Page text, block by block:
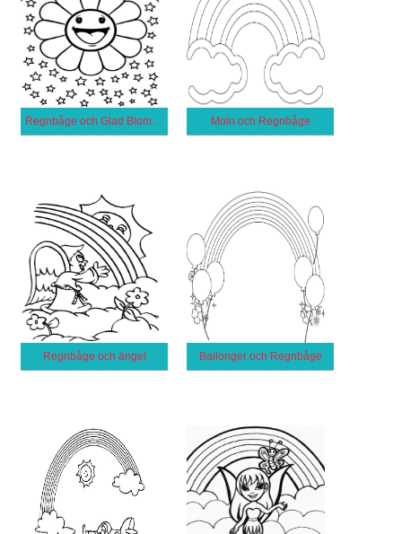
Regnbåge och Glad Blomma Moln och Regnbåge
Regnbåge och ängel Ballonger och Regnbåge